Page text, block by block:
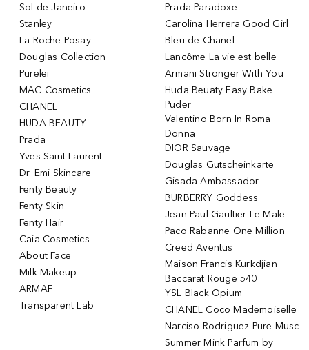
Sol de Janeiro
Stanley
La Roche-Posay
Douglas Collection
Purelei
MAC Cosmetics
CHANEL
HUDA BEAUTY
Prada
Yves Saint Laurent
Dr. Emi Skincare
Fenty Beauty
Fenty Skin
Fenty Hair
Caia Cosmetics
About Face
Milk Makeup
ARMAF
Transparent Lab
Prada Paradoxe
Carolina Herrera Good Girl
Bleu de Chanel
Lancôme La vie est belle
Armani Stronger With You
Huda Beuaty Easy Bake
Puder
Valentino Born In Roma
Donna
DIOR Sauvage
Douglas Gutscheinkarte
Gisada Ambassador
BURBERRY Goddess
Jean Paul Gaultier Le Male
Paco Rabanne One Million
Creed Aventus
Maison Francis Kurkdjian
Baccarat Rouge 540
YSL Black Opium
CHANEL Coco Mademoiselle
Narciso Rodriguez Pure Musc
Summer Mink Parfum by